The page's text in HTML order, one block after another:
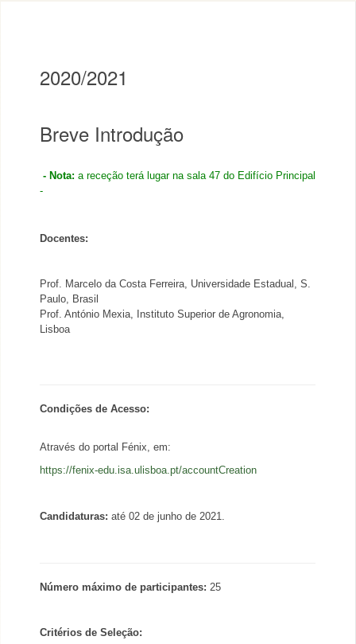
2020/2021
Breve Introdução
- Nota: a receção terá lugar na sala 47 do Edifício Principal
-
Docentes:
Prof. Marcelo da Costa Ferreira, Universidade Estadual, S.
Paulo, Brasil
Prof. António Mexia, Instituto Superior de Agronomia,
Lisboa
Condições de Acesso:
Através do portal Fénix, em:
https://fenix-edu.isa.ulisboa.pt/accountCreation
Candidaturas: até 02 de junho de 2021.
Número máximo de participantes: 25
Critérios de Seleção: